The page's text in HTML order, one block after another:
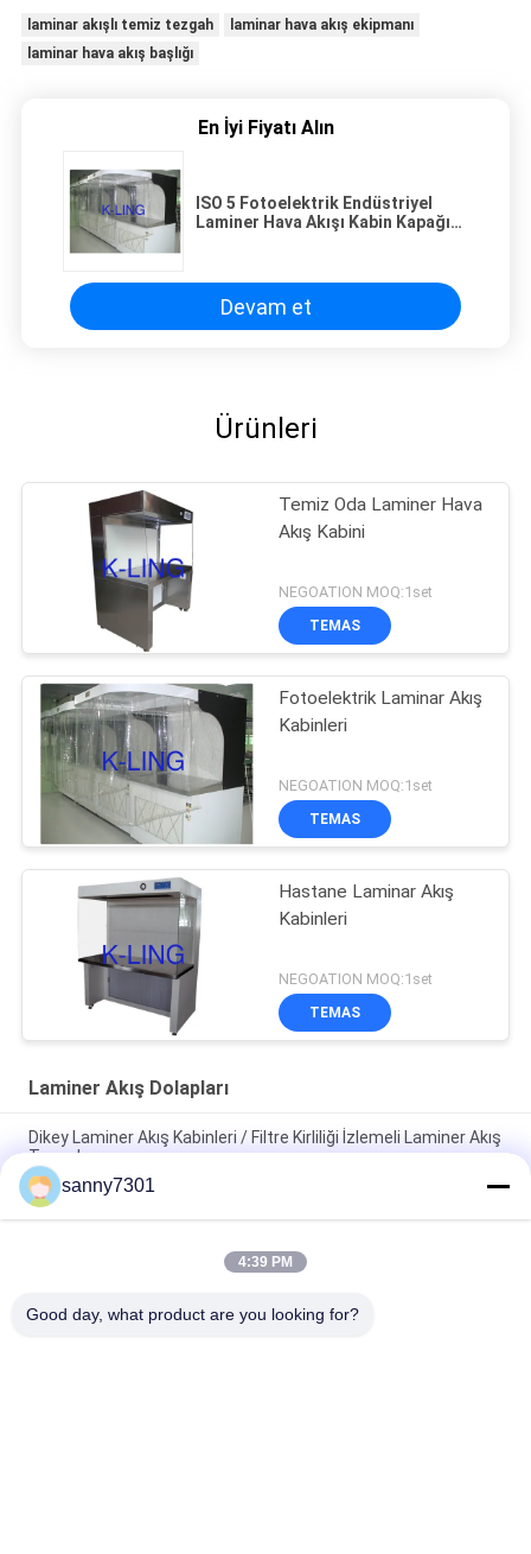
laminar akışlı temiz tezgah
laminar hava akış ekipmanı
laminar hava akış başlığı
En İyi Fiyatı Alın
ISO 5 Fotoelektrik Endüstriyel
Laminer Hava Akışı Kabin Kapağı
Devam et
Ürünleri
Temiz Oda Laminer Hava
Akış Kabini
NEGOATION MOQ:1set
TEMAS
Fotoelektrik Laminar Akış
Kabinleri
NEGOATION MOQ:1set
TEMAS
Hastane Laminar Akış
Kabinleri
NEGOATION MOQ:1set
TEMAS
Laminer Akış Dolapları
Dikey Laminer Akış Kabinleri / Filtre Kirliliği İzlemeli Laminer Akış
Tezgahı
Sınıf 100 Laminer Akış Çadırı 650 mm Yükseklik Alt Üssüyle
Sessiz Çalışma
Ayarlanabilir Hava Sistemi Laminer Akış Kabinleri Dikey Laminer
sanny7301
4:39 PM
Good day, what product are you looking for?